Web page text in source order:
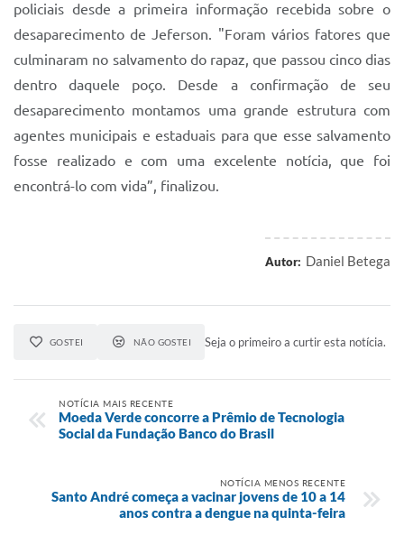
policiais desde a primeira informação recebida sobre o
desaparecimento de Jeferson. "Foram vários fatores que
culminaram no salvamento do rapaz, que passou cinco dias
dentro daquele poço. Desde a confirmação de seu
desaparecimento montamos uma grande estrutura com
agentes municipais e estaduais para que esse salvamento
fosse realizado e com uma excelente notícia, que foi
encontrá-lo com vida”, finalizou.
Autor: Daniel Betega
GOSTEI NÃO GOSTEI Seja o primeiro a curtir esta notícia.
NOTÍCIA MAIS RECENTE
Moeda Verde concorre a Prêmio de Tecnologia
Social da Fundação Banco do Brasil
NOTÍCIA MENOS RECENTE
Santo André começa a vacinar jovens de 10 a 14
anos contra a dengue na quinta-feira